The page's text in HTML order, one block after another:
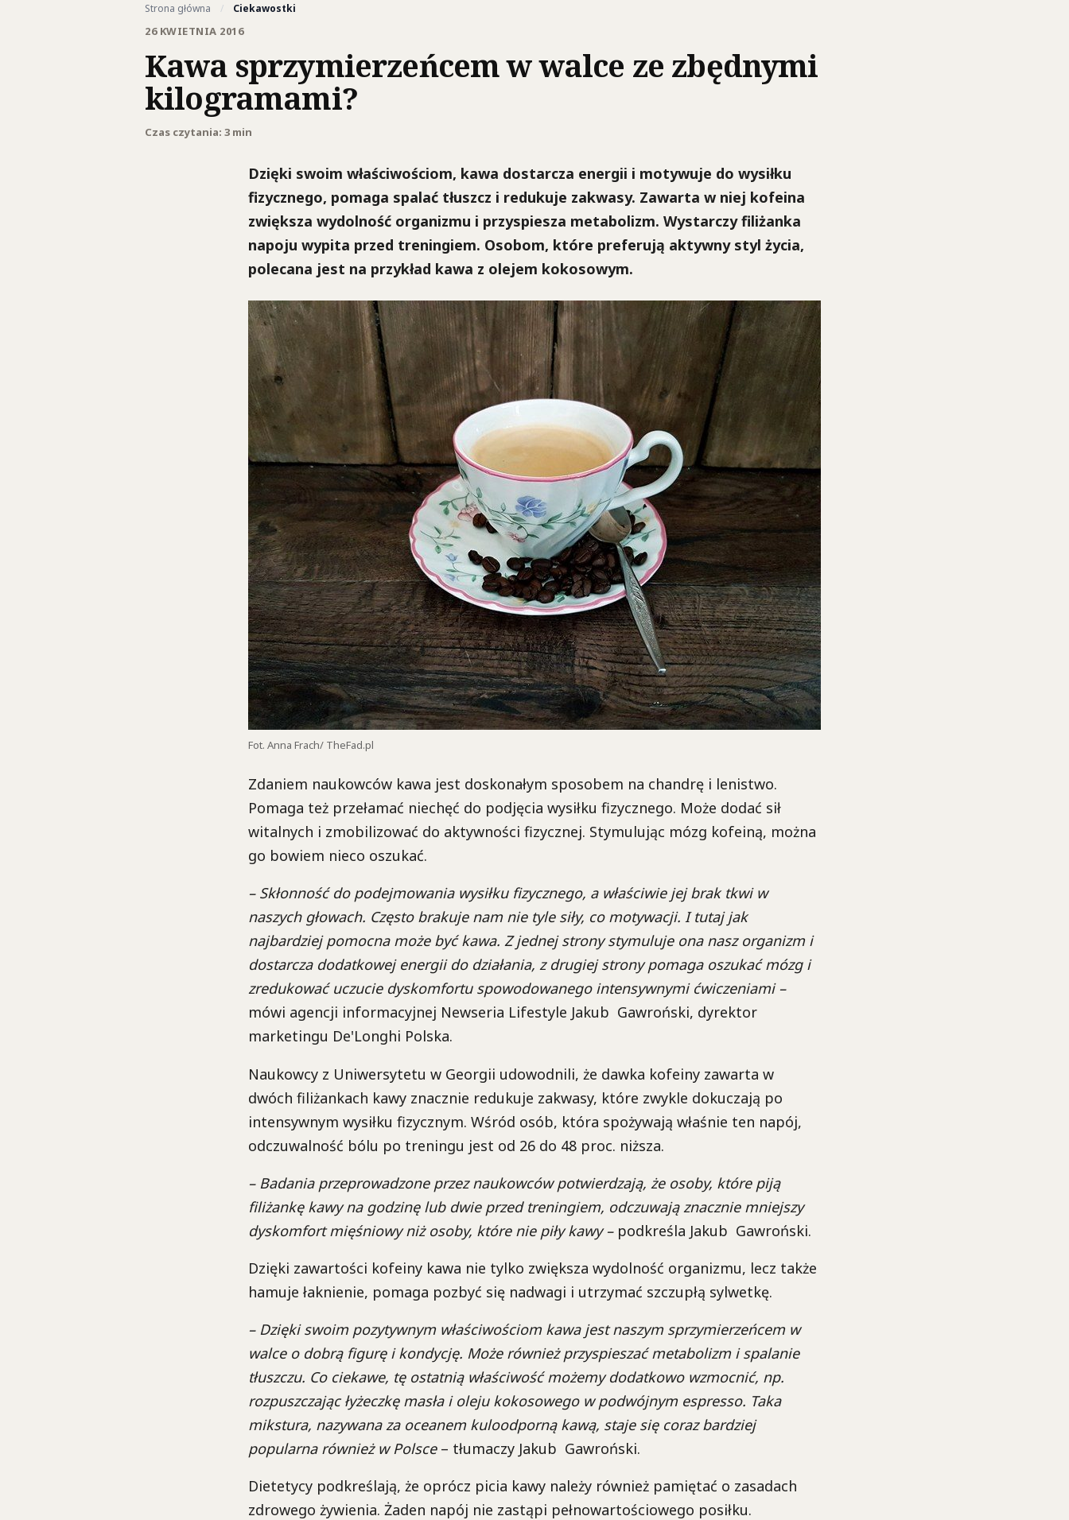
Strona główna / Ciekawostki
26 KWIETNIA 2016
Kawa sprzymierzeńcem w walce ze zbędnymi
kilogramami?
Czas czytania: 3 min
Dzięki swoim właściwościom, kawa dostarcza energii i motywuje do wysiłku
fizycznego, pomaga spalać tłuszcz i redukuje zakwasy. Zawarta w niej kofeina
zwiększa wydolność organizmu i przyspiesza metabolizm. Wystarczy filiżanka
napoju wypita przed treningiem. Osobom, które preferują aktywny styl życia,
polecana jest na przykład kawa z olejem kokosowym.
Fot. Anna Frach/ TheFad.pl
Zdaniem naukowców kawa jest doskonałym sposobem na chandrę i lenistwo.
Pomaga też przełamać niechęć do podjęcia wysiłku fizycznego. Może dodać sił
witalnych i zmobilizować do aktywności fizycznej. Stymulując mózg kofeiną, można
go bowiem nieco oszukać.
– Skłonność do podejmowania wysiłku fizycznego, a właściwie jej brak tkwi w
naszych głowach. Często brakuje nam nie tyle siły, co motywacji. I tutaj jak
najbardziej pomocna może być kawa. Z jednej strony stymuluje ona nasz organizm i
dostarcza dodatkowej energii do działania, z drugiej strony pomaga oszukać mózg i
zredukować uczucie dyskomfortu spowodowanego intensywnymi ćwiczeniami –
mówi agencji informacyjnej Newseria Lifestyle Jakub Gawroński, dyrektor
marketingu De'Longhi Polska.
Naukowcy z Uniwersytetu w Georgii udowodnili, że dawka kofeiny zawarta w
dwóch filiżankach kawy znacznie redukuje zakwasy, które zwykle dokuczają po
intensywnym wysiłku fizycznym. Wśród osób, która spożywają właśnie ten napój,
odczuwalność bólu po treningu jest od 26 do 48 proc. niższa.
– Badania przeprowadzone przez naukowców potwierdzają, że osoby, które piją
filiżankę kawy na godzinę lub dwie przed treningiem, odczuwają znacznie mniejszy
dyskomfort mięśniowy niż osoby, które nie piły kawy –podkreśla Jakub Gawroński.
Dzięki zawartości kofeiny kawa nie tylko zwiększa wydolność organizmu, lecz także
hamuje łaknienie, pomaga pozbyć się nadwagi i utrzymać szczupłą sylwetkę.
– Dzięki swoim pozytywnym właściwościom kawa jest naszym sprzymierzeńcem w
walce o dobrą figurę i kondycję. Może również przyspieszać metabolizm i spalanie
tłuszczu. Co ciekawe, tę ostatnią właściwość możemy dodatkowo wzmocnić, np.
rozpuszczając łyżeczkę masła i oleju kokosowego w podwójnym espresso. Taka
mikstura, nazywana za oceanem kuloodporną kawą, staje się coraz bardziej
popularna również w Polsce– tłumaczy Jakub Gawroński.
Dietetycy podkreślają, że oprócz picia kawy należy również pamiętać o zasadach
zdrowego żywienia. Żaden napój nie zastąpi pełnowartościowego posiłku.